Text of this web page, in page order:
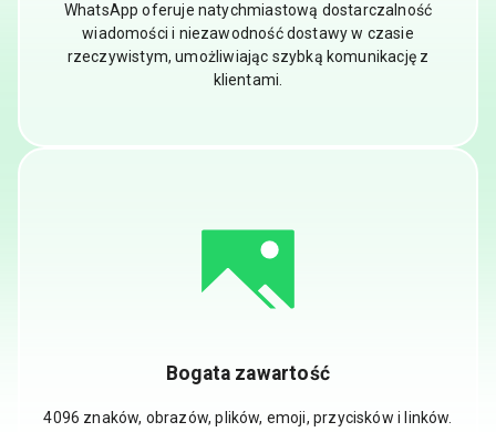
WhatsApp oferuje natychmiastową dostarczalność
wiadomości i niezawodność dostawy w czasie
rzeczywistym, umożliwiając szybką komunikację z
klientami.
Bogata zawartość
4096 znaków, obrazów, plików, emoji, przycisków i linków.